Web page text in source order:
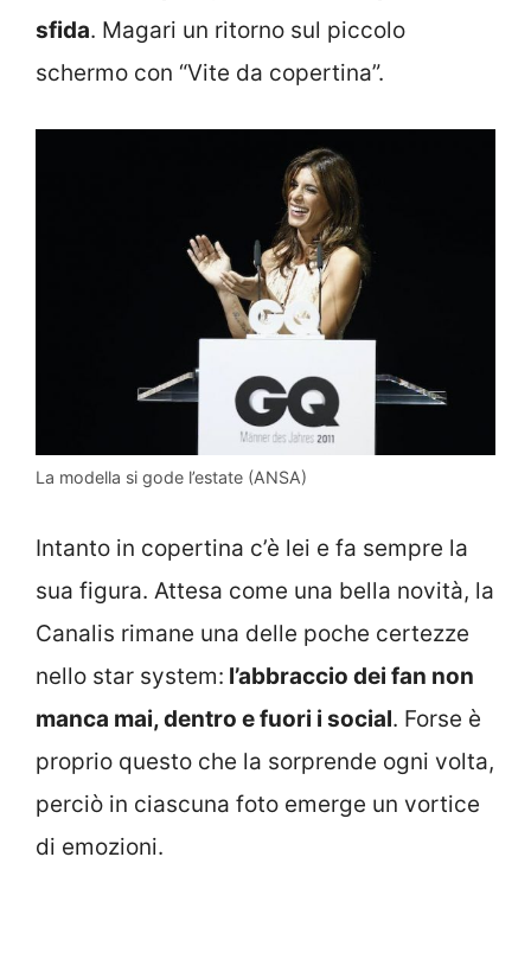
sfida. Magari un ritorno sul piccolo
schermo con “Vite da copertina”.
La modella si gode l’estate (ANSA)
Intanto in copertina c’è lei e fa sempre la
sua figura. Attesa come una bella novità, la
Canalis rimane una delle poche certezze
nello star system: l’abbraccio dei fan non
manca mai, dentro e fuori i social. Forse è
proprio questo che la sorprende ogni volta,
perciò in ciascuna foto emerge un vortice
di emozioni.